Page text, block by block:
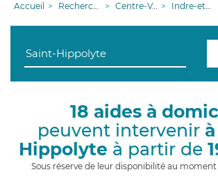
Accueil Recherche aide à domicile Centre-Val de Loire Indre-et-Loire
18 aides à
peuvent intervenir
Hippolyte à partir de
Sous réserve de leur disponibilité au